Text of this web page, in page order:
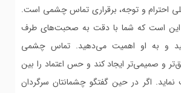
احترام و توجه، برقراری تماس چشمی است.
این است که شما با دقت به صحبت‌های طرف
و به او اهمیت می‌دهید. تماس چشمی
و صمیمی‌تر ایجاد کند و حس اعتماد را بین
نماید. اگر در حین گفتگو چشمانتان سرگردان